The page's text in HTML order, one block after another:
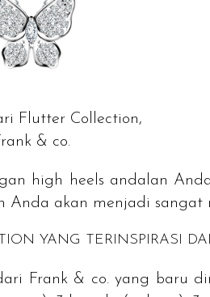
Flutter Collection,
& co.
high heels andalan
Anda akan menjadi sangat
YANG TERINSPIRASI
Frank & co. yang baru